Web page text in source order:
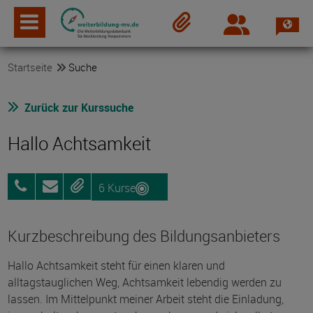
Login
Startseite Suche
Zurück zur Kurssuche
Hallo Achtsamkeit
0179
4641253
AnfragenMerken6 Kurse
Kurzbeschreibung des Bildungsanbieters
Hallo Achtsamkeit steht für einen klaren und
alltagstauglichen Weg, Achtsamkeit lebendig werden zu
lassen. Im Mittelpunkt meiner Arbeit steht die Einladung,